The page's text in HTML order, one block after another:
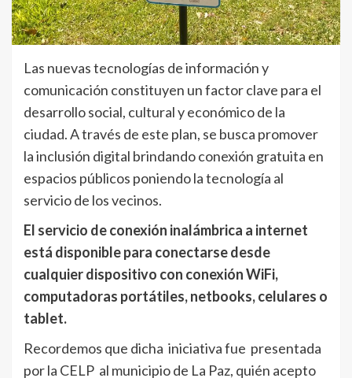
Las nuevas tecnologías de información y
comunicación constituyen un factor clave para el
desarrollo social, cultural y económico de la
ciudad. A través de este plan, se busca promover
la inclusión digital brindando conexión gratuita en
espacios públicos poniendo la tecnología al
servicio de los vecinos.
El servicio de conexión inalámbrica a internet
está disponible para conectarse desde
cualquier dispositivo con conexión WiFi,
computadoras portátiles, netbooks, celulares o
tablet.
Recordemos que dicha iniciativa fue presentada
por la CELP al municipio de La Paz, quién acepto